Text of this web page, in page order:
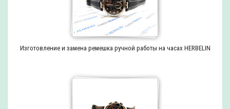
Изготовление и замена ремешка ручной работы на часах HERBELIN